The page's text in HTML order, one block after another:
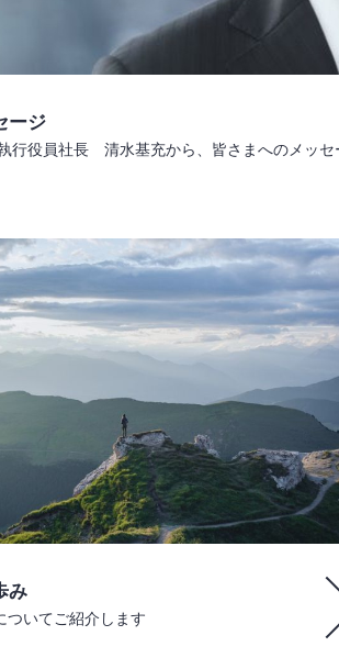
ージ
行役員社長 清水基充から、皆さまへのメッセ
み
ついてご紹介します